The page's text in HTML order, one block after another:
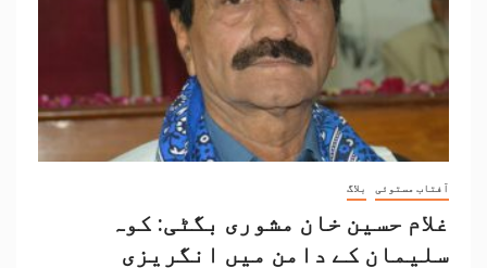
آفتاب مستوئی بلاگ
غلام حسین خان مشوری بگٹی: کوہ
سلیمان کے دامن میں انگریزی